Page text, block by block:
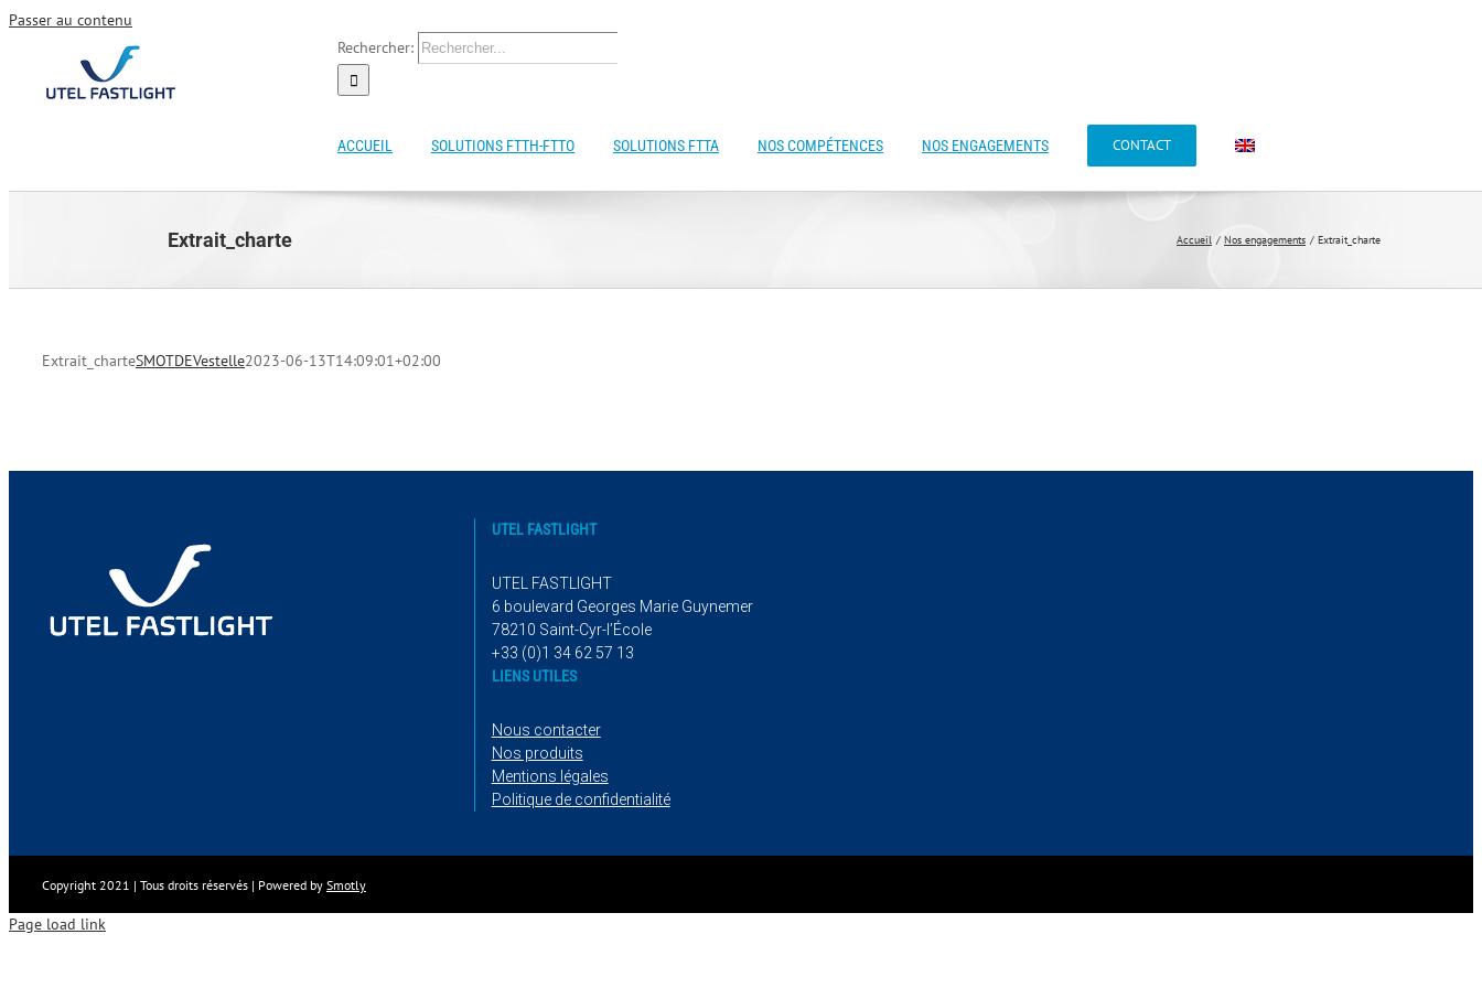
Passer au contenu
Rechercher:
ACCUEIL SOLUTIONS FTTH-FTTO SOLUTIONS FTTA NOS COMPÉTENCES NOS ENGAGEMENTS CONTACT
Extrait_charte Accueil Nos engagements Extrait_charte
Extrait_charteSMOTDEVestelle2023-06-13T14:09:01+02:00
UTEL FASTLIGHT
UTEL FASTLIGHT
6 boulevard Georges Marie Guynemer
78210 Saint-Cyr-l’École
+33 (0)1 34 62 57 13
LIENS UTILES
Nous contacter
Nos produits
Mentions légales
Politique de confidentialité
Copyright 2021 | Tous droits réservés | Powered by Smotly
Page load link